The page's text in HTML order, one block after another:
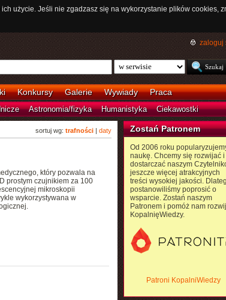
użycie. Jeśli nie zgadzasz się na wykorzystanie plików cookies,
zaloguj
Konkursy Galerie Wywiady Praca
Astronomia/fizyka Humanistyka Ciekawostki
sortuj wg: trafności| daty
który pozwala na
prostym czujnikiem za 100
mikroskopii
wykorzystywana w
Zostań Patronem
Od 2006 roku
naukę. Chcemy się rozwijać i
dostarczać naszym
jeszcze więcej atrakcyjnych
treści wysokiej jakości.
postanowiliśmy poprosić o
wsparcie. Zostań naszym
Patronem i pomóż nam
KopalnięWiedzy.
Patroni KopalniWiedzy